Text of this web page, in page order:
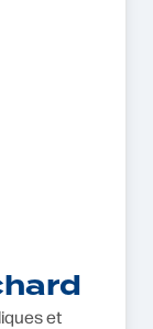
et